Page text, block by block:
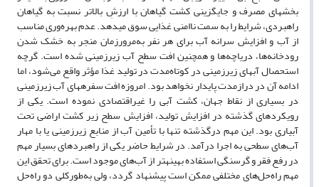
بخش‏های مصرف و جایگزینی کشت گیاهان با ارزشِ بالاتر نسبت به گیاهان
راهبردی، شرایط را به سمت ناامنی غذایی سوق می­دهد. عدم بهره‌وری مناسب
از آب و افزایش سرانه آب برای هر نفر به‌مرورزمان منجر به خشک شدن
رودخانه‌ها، دریاچه‌ها و همچنین افت سطح آب زیرزمینی شده است. گرچه
استحصال آب‏های زیرزمینی در کوتاه‌مدت در تولید غذا مؤثر واقع می‌شود، اما
ادامه آن در درازمدت پایدار نخواهد بود. امروزه افت سفره‏های آب زیرزمینی
در بسیاری از نقاط جهان، کشت آبی را غیراقتصادی نموده است. یکی از
رویکرد‌های گذشته در افزایش تولید، افزایش سطح زیر کشت اراضی تحت
آبیاری بود. این مهم درگذشته تنها با تأمین آب از منابع زیرزمینی یا با مهار
آب‌های سطحی به اجرا درآمد. در شرایط حاضر یکی از راهبردهای بسیار مهم
در رفع فقر و گرسنگی استفاده بهینه­تر از آب‌های موجود است. برای تحقق این
مهم راه‌حل‌های مختلفی ممکن است پیشنهاد گردد، ولی به‌طورکلی دو راه‌حل